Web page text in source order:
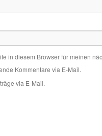
in diesem Browser für meinen
Kommentare via E-Mail.
via E-Mail.